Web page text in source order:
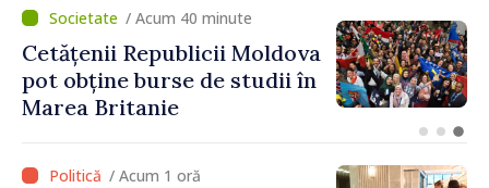
/ Acum 40 minute
Cetățenii Republicii Moldova
pot obține burse de studii în
Marea Britanie
/ Acum 1 oră